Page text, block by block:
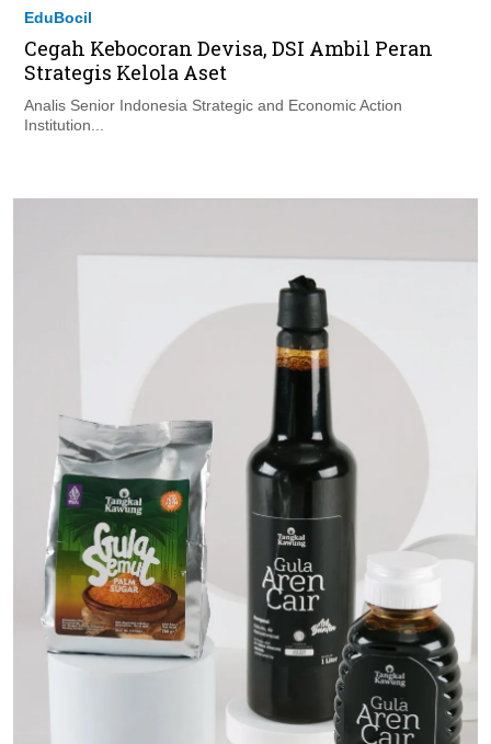
EduBocil
Cegah Kebocoran Devisa, DSI Ambil Peran
Strategis Kelola Aset
Analis Senior Indonesia Strategic and Economic Action
Institution...